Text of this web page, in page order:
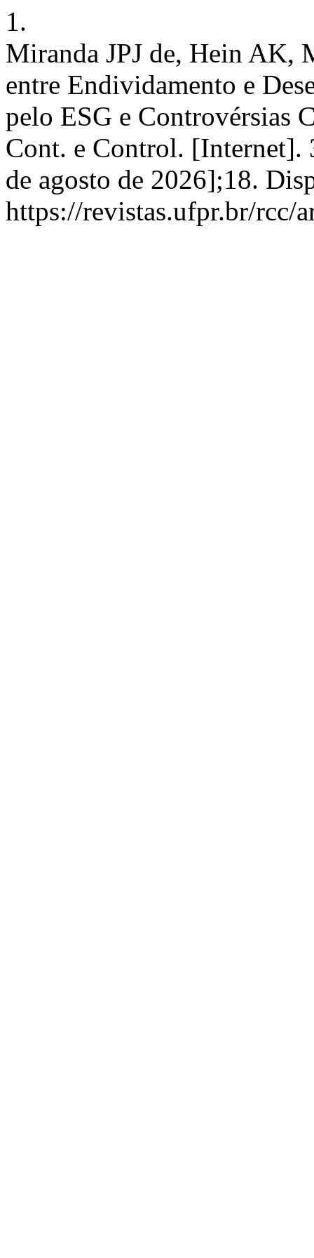
1.
Miranda JPJ de, Hein AK,
entre Endividamento e
pelo ESG e Controvérsias
Cont. e Control. [Internet].
de agosto de 2026];18.
https://revistas.ufpr.br/rcc/